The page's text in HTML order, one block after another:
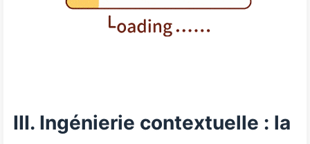
III. Ingénierie contextuelle : la